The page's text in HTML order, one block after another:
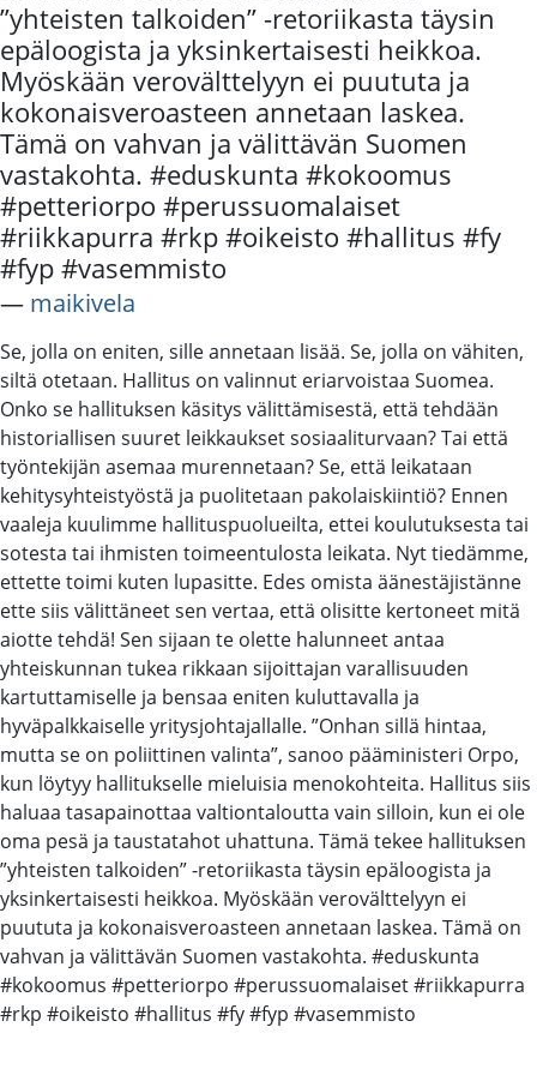
”yhteisten talkoiden” -retoriikasta täysin
epäloogista ja yksinkertaisesti heikkoa.
Myöskään verovälttelyyn ei puututa ja
kokonaisveroasteen annetaan laskea.
Tämä on vahvan ja välittävän Suomen
vastakohta. #eduskunta #kokoomus
#petteriorpo #perussuomalaiset
#riikkapurra #rkp #oikeisto #hallitus #fy
#fyp #vasemmisto
― maikivela
Se, jolla on eniten, sille annetaan lisää. Se, jolla on vähiten,
siltä otetaan. Hallitus on valinnut eriarvoistaa Suomea.
Onko se hallituksen käsitys välittämisestä, että tehdään
historiallisen suuret leikkaukset sosiaaliturvaan? Tai että
työntekijän asemaa murennetaan? Se, että leikataan
kehitysyhteistyöstä ja puolitetaan pakolaiskiintiö? Ennen
vaaleja kuulimme hallituspuolueilta, ettei koulutuksesta tai
sotesta tai ihmisten toimeentulosta leikata. Nyt tiedämme,
ettette toimi kuten lupasitte. Edes omista äänestäjistänne
ette siis välittäneet sen vertaa, että olisitte kertoneet mitä
aiotte tehdä! Sen sijaan te olette halunneet antaa
yhteiskunnan tukea rikkaan sijoittajan varallisuuden
kartuttamiselle ja bensaa eniten kuluttavalla ja
hyväpalkkaiselle yritysjohtajallalle. ”Onhan sillä hintaa,
mutta se on poliittinen valinta”, sanoo pääministeri Orpo,
kun löytyy hallitukselle mieluisia menokohteita. Hallitus siis
haluaa tasapainottaa valtiontaloutta vain silloin, kun ei ole
oma pesä ja taustatahot uhattuna. Tämä tekee hallituksen
”yhteisten talkoiden” -retoriikasta täysin epäloogista ja
yksinkertaisesti heikkoa. Myöskään verovälttelyyn ei
puututa ja kokonaisveroasteen annetaan laskea. Tämä on
vahvan ja välittävän Suomen vastakohta. #eduskunta
#kokoomus #petteriorpo #perussuomalaiset #riikkapurra
#rkp #oikeisto #hallitus #fy #fyp #vasemmisto